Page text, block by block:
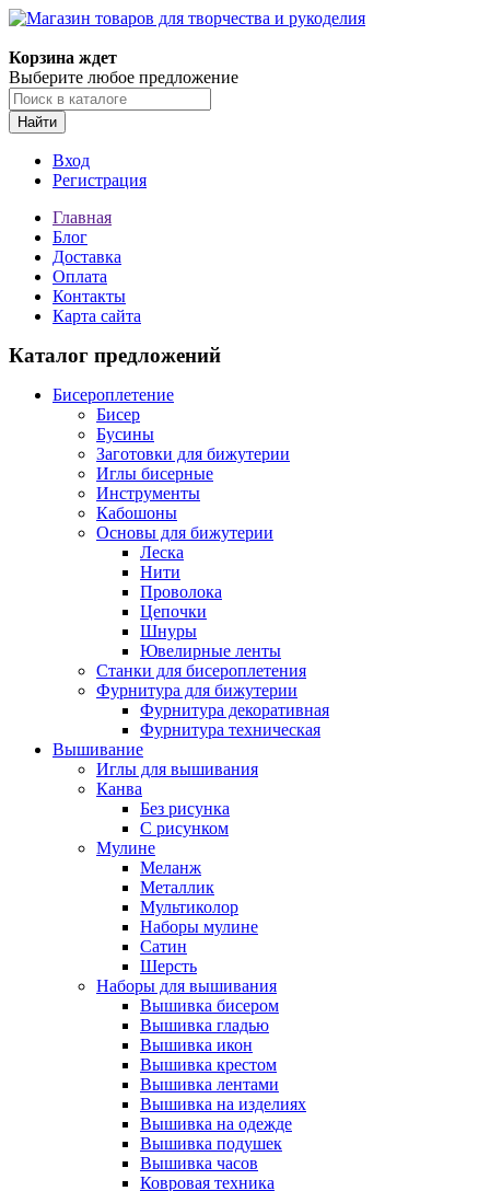
Корзина ждет
Выберите любое предложение
Найти
Вход
Регистрация
Главная
Блог
Доставка
Оплата
Контакты
Карта сайта
Каталог предложений
Бисероплетение
Бисер
Бусины
Заготовки для бижутерии
Иглы бисерные
Инструменты
Кабошоны
Основы для бижутерии
Леска
Нити
Проволока
Цепочки
Шнуры
Ювелирные ленты
Станки для бисероплетения
Фурнитура для бижутерии
Фурнитура декоративная
Фурнитура техническая
Вышивание
Иглы для вышивания
Канва
Без рисунка
С рисунком
Мулине
Меланж
Металлик
Мультиколор
Наборы мулине
Сатин
Шерсть
Наборы для вышивания
Вышивка бисером
Вышивка гладью
Вышивка икон
Вышивка крестом
Вышивка лентами
Вышивка на изделиях
Вышивка на одежде
Вышивка подушек
Вышивка часов
Ковровая техника